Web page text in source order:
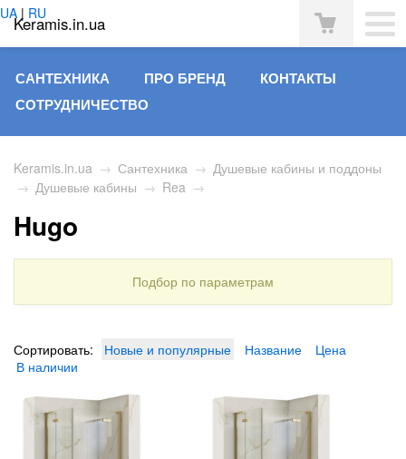
Keramis.in.ua
UA | RU
САНТЕХНИКА ПРО БРЕНД
КОНТАКТЫ
СОТРУДНИЧЕСТВО
Keramis.in.ua → Сантехника → Душевые кабины и поддоны
→ Душевые кабины → Rea →
Hugo
Подбор по параметрам
Сортировать: Новые и популярные Название
Цена
В наличии